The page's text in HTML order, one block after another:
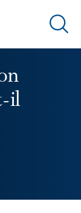
Ouvrir
il